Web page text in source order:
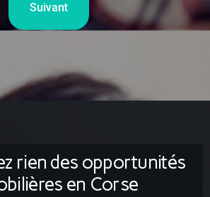
Suivant
rien des opportunités
en Corse